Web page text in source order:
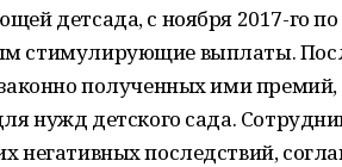
детсада, с ноября 2017-го
стимулирующие выплаты.
полученных ими
нужд детского сада.
негативных последствий,